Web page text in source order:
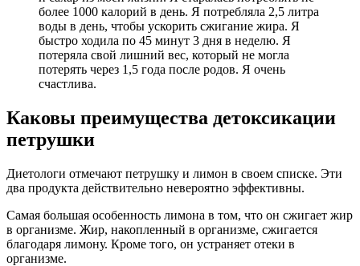
более 1000 калорий в день. Я потребляла 2,5 литра
воды в день, чтобы ускорить сжигание жира. Я
быстро ходила по 45 минут 3 дня в неделю. Я
потеряла свой лишний вес, который не могла
потерять через 1,5 года после родов. Я очень
счастлива.
Каковы преимущества детоксикации
петрушки
Диетологи отмечают петрушку и лимон в своем списке. Эти
два продукта действительно невероятно эффективны.
Самая большая особенность лимона в том, что он сжигает жир
в организме. Жир, накопленный в организме, сжигается
благодаря лимону. Кроме того, он устраняет отеки в
организме.